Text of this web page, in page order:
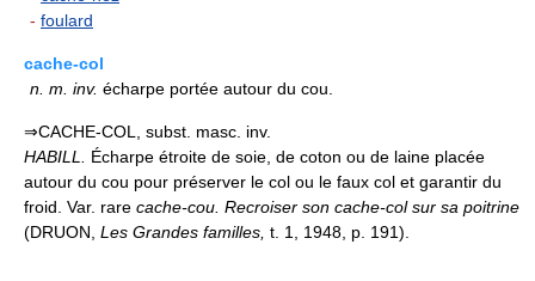
- foulard
cache-col
n. m. inv. écharpe portée autour du cou.
⇒CACHE-COL, subst. masc. inv.
HABILL. Écharpe étroite de soie, de coton ou de laine placée
autour du cou pour préserver le col ou le faux col et garantir du
froid. Var. rare cache-cou. Recroiser son cache-col sur sa poitrine
(DRUON, Les Grandes familles, t. 1, 1948, p. 191).